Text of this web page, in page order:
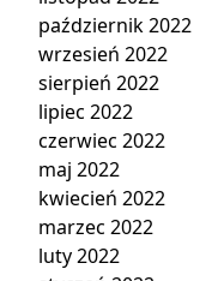
październik 2022
wrzesień 2022
sierpień 2022
lipiec 2022
czerwiec 2022
maj 2022
kwiecień 2022
marzec 2022
luty 2022